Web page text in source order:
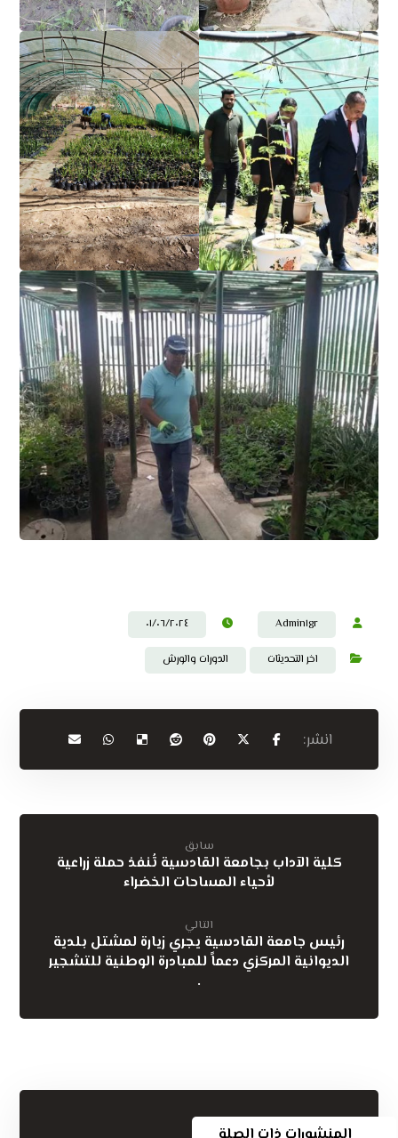
Admin١gr ٠١/٠٦/٢٠٢٤
اخر التحديثات الدورات والورش
سابق
كلية الآداب بجامعة القادسية تُنفذ حملة زراعية
لأحياء المساحات الخضراء
التالي
رئيس جامعة القادسية يجري زيارة لمشتل بلدية
الديوانية المركزي دعماً للمبادرة الوطنية للتشجير
.